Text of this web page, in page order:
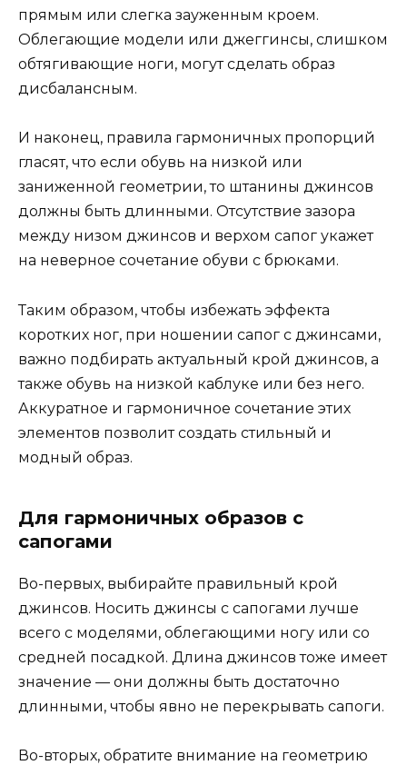
прямым или слегка зауженным кроем.
Облегающие модели или джеггинсы, слишком
обтягивающие ноги, могут сделать образ
дисбалансным.
И наконец, правила гармоничных пропорций
гласят, что если обувь на низкой или
заниженной геометрии, то штанины джинсов
должны быть длинными. Отсутствие зазора
между низом джинсов и верхом сапог укажет
на неверное сочетание обуви с брюками.
Таким образом, чтобы избежать эффекта
коротких ног, при ношении сапог с джинсами,
важно подбирать актуальный крой джинсов, а
также обувь на низкой каблуке или без него.
Аккуратное и гармоничное сочетание этих
элементов позволит создать стильный и
модный образ.
Для гармоничных образов с
сапогами
Во-первых, выбирайте правильный крой
джинсов. Носить джинсы с сапогами лучше
всего с моделями, облегающими ногу или со
средней посадкой. Длина джинсов тоже имеет
значение — они должны быть достаточно
длинными, чтобы явно не перекрывать сапоги.
Во-вторых, обратите внимание на геометрию